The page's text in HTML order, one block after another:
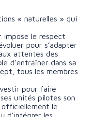
« naturelles » qui
impose le respect
pour s’adapter
attentes des
d’entraîner dans sa
tous les membres
pour faire
unités pilotes son
le
d’intégrer les